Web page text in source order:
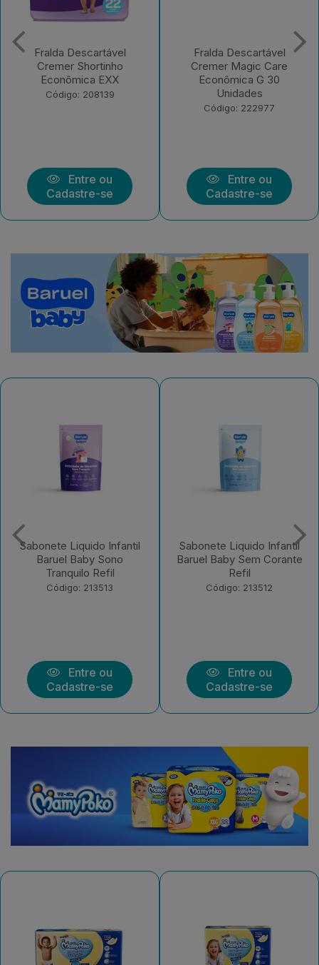
Fralda Descartável
Cremer Shortinho
Econômica EXX
Código: 208139
Entre ou
Cadastre-se
Fralda Descartável
Cremer Magic Care
Econômica G 30
Unidades
Código: 222977
Entre ou
Cadastre-se
Sabonete Liquido Infantil
Baruel Baby Sono
Tranquilo Refil
Código: 213513
Entre ou
Cadastre-se
Sabonete Liquido Infantil
Baruel Baby Sem Corante
Refil
Código: 213512
Entre ou
Cadastre-se